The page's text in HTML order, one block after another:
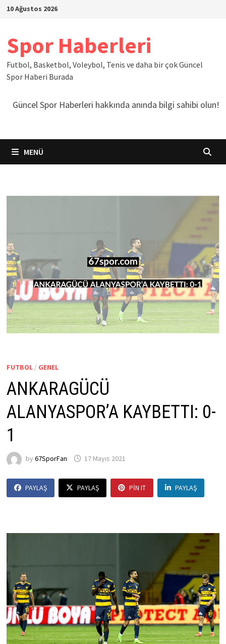
İçeriğe
10 Ağustos 2026
Spor Haberleri
Futbol, Basketbol, Voleybol, Tenis ve daha bir çok Güncel
Spor Haberi Burada
Güncel Spor Haberleri hakkında anında bilgi sahibi olun!
MENÜ
FUTBOL/ GENEL
ANKARAGÜCÜ
ALANYASPOR’A KAYBETTI: 0-
1
by 67SporFan 17 Mayıs 2021
PAYLAŞ PAYLAŞ PIN IT PAYLAŞ